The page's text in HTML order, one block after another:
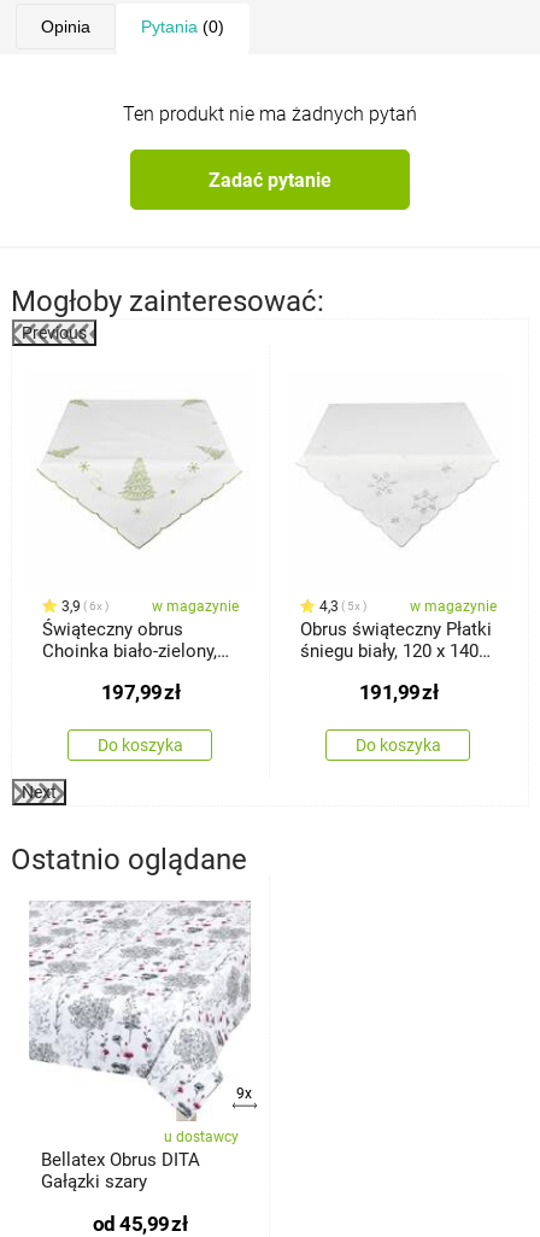
Opinia Pytania (0)
Ten produkt nie ma żadnych pytań
Zadać pytanie
Mogłoby zainteresować:
Previous
3,9 6x w magazynie
Świąteczny obrus
Choinka biało-zielony,
197,99zł
Do koszyka
4,3 5x w magazynie
Obrus świąteczny Płatki
śniegu biały, 120 x 140
191,99zł
Do koszyka
Next
Ostatnio oglądane
9x
u dostawcy
Bellatex Obrus DITA
Gałązki szary
od 45,99zł